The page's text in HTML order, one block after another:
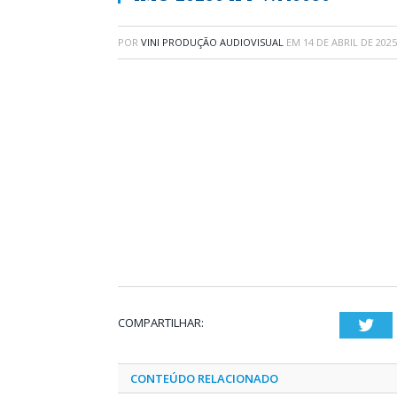
POR VINI PRODUÇÃO AUDIOVISUAL EM 14 DE ABRIL DE 2025
COMPARTILHAR:
CONTEÚDO RELACIONADO